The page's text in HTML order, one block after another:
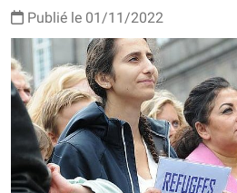
Publié le 01/11/2022